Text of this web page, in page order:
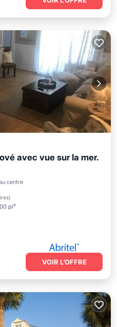
avec vue sur la mer.
centre
)
pi²
Vue sur l’océan
VOIR L’OFFRE